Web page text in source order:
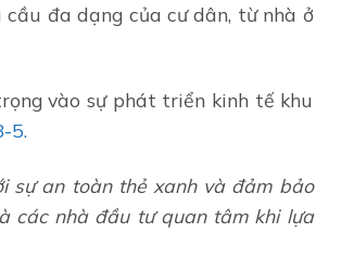
đa dạng của cư dân, từ nhà ở
vào sự phát triển kinh tế khu
5.
sự an toàn thẻ xanh và đảm bảo
các nhà đầu tư quan tâm khi lựa